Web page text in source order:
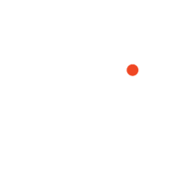
you the best experience
this website, you accept
how the website is used and
more or to find out how
our